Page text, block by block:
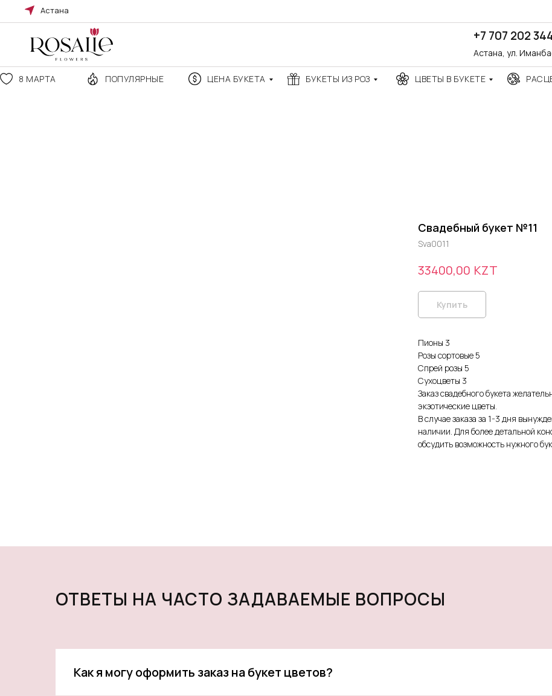
+7 707 202
8 МАРТА ПОПУЛЯРНЫЕ ЦЕНА БУКЕТА БУКЕТЫ ИЗ РОЗ
Астана, ул.
ЦВЕТЫ В БУКЕТЕ
Астана
Свадебный букет №11
Sva0011
33400,00 KZT
Купить
Пионы 3
Розы сортовые 5
Спрей розы 5
Сухоцветы 3
Заказ свадебного букета
экзотические цветы.
В случае заказа за 1-3 дня
наличии. Для более детальной
обсудить возможность нужного
ОТВЕТЫ НА ЧАСТО ЗАДАВАЕМЫЕ ВОПРОСЫ
Как я могу оформить заказ на букет цветов?